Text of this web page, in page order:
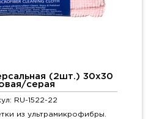
(2шт.) 30х30
серая
RU-1522-22
из ультрамикрофибры.